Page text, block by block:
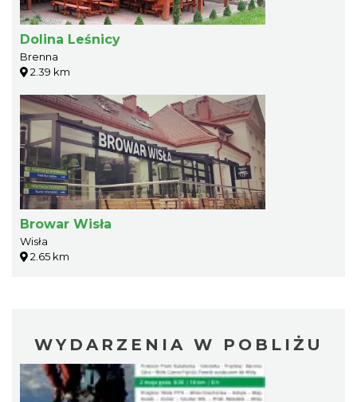
Dolina Leśnicy
Brenna
2.39 km
Browar Wisła
Wisła
2.65 km
WYDARZENIA W POBLIŻU